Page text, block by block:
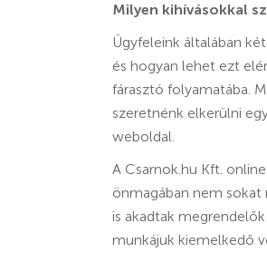
Milyen kihívásokkal
Ügyfeleink általában
és hogyan lehet ezt
fárasztó folyamatába.
szeretnénk elkerülni
weboldal.
A Csarnok.hu Kft.
önmagában nem
is akadtak
munkájuk kiemelkedő